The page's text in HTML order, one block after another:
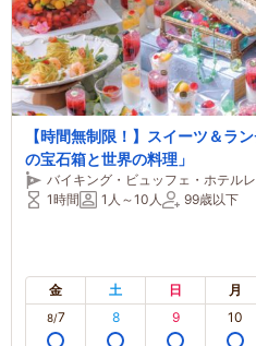
【時間無制限！】スイーツ＆ラ
の宝石箱と世界の料理」
バイキング・ビュッフェ・ホテル
1時間
1人～10人 99歳以下
金 土 日 月
8/7 8 9 10